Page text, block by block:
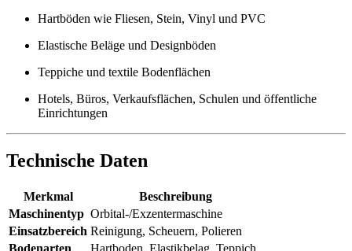
Hartböden wie Fliesen, Stein, Vinyl und PVC
Elastische Beläge und Designböden
Teppiche und textile Bodenflächen
Hotels, Büros, Verkaufsflächen, Schulen und öffentliche
Einrichtungen
Technische Daten
Merkmal
Beschreibung
Maschinentyp Orbital-/Exzentermaschine
Einsatzbereich Reinigung, Scheuern, Polieren
Bodenarten
Hartboden, Elastikbelag, Teppich